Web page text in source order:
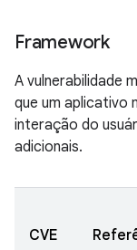
Framework
A vulnerabilidade
que um aplicativo
interação do
adicionais.
CVE